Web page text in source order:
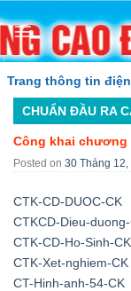
to
content
thông tin điện tử
CHUẨN ĐẦU RA
Công khai chương
Posted on 30 Tháng 12,
CTK-CD-DUOC-CK
CTKCD-Dieu-
CTK-CD-Ho-Sinh-CK
CTK-Xet-nghiem-CK
CT-Hinh-anh-54-CK